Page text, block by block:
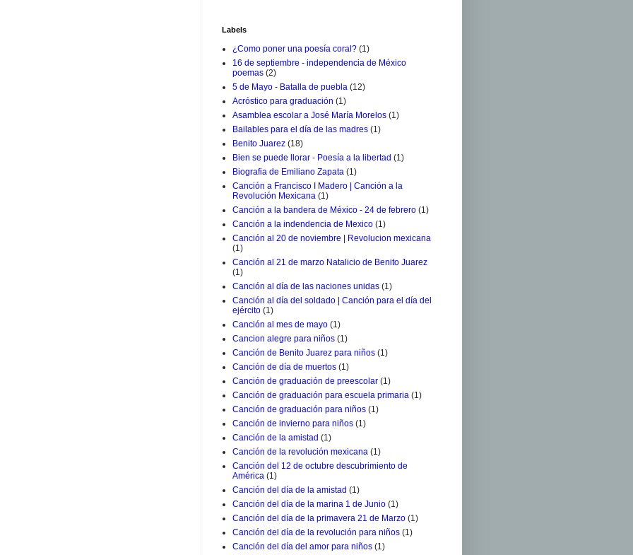
Labels
¿Como poner una poesía coral? (1)
16 de septiembre - independencia de México
poemas (2)
5 de Mayo - Batalla de puebla (12)
Acróstico para graduación (1)
Asamblea escolar a José María Morelos (1)
Bailables para el día de las madres (1)
Benito Juarez (18)
Bien se puede llorar - Poesía a la libertad (1)
Biografia de Emiliano Zapata (1)
Canción a Francisco I Madero | Canción a la
Revolución Mexicana (1)
Canción a la bandera de México - 24 de febrero (1)
Canción a la indendencia de Mexico (1)
Canción al 20 de noviembre | Revolucion mexicana
(1)
Canción al 21 de marzo Natalicio de Benito Juarez
(1)
Canción al día de las naciones unidas (1)
Canción al día del soldado | Canción para el día del
ejército (1)
Canción al mes de mayo (1)
Cancion alegre para niños (1)
Canción de Benito Juarez para niños (1)
Canción de día de muertos (1)
Canción de graduación de preescolar (1)
Canción de graduación para escuela primaria (1)
Canción de graduación para niños (1)
Canción de invierno para niños (1)
Canción de la amistad (1)
Canción de la revolución mexicana (1)
Canción del 12 de octubre descubrimiento de
América (1)
Canción del día de la amistad (1)
Canción del día de la marina 1 de Junio (1)
Canción del día de la primavera 21 de Marzo (1)
Canción del día de la revolución para niños (1)
Canción del día del amor para niños (1)